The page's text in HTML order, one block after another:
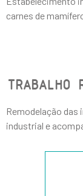
carnes de
TRABALHO
Remodelação
industrial e